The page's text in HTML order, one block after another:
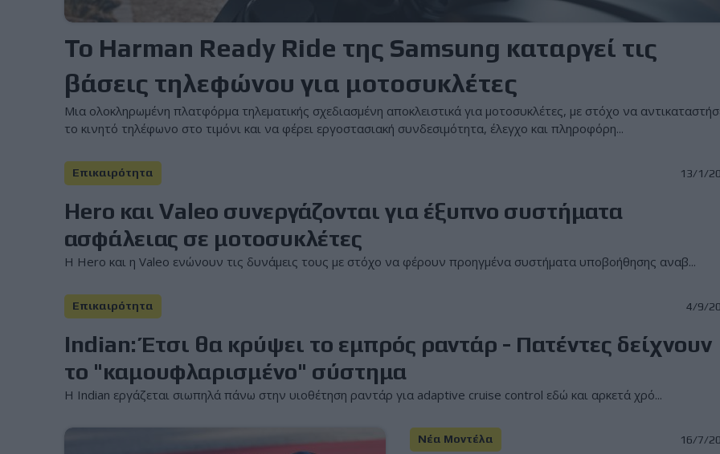
Το Harman Ready Ride της Samsung καταργεί τις
βάσεις τηλεφώνου για μοτοσυκλέτες
Μια ολοκληρωμένη πλατφόρμα τηλεματικής σχεδιασμένη αποκλειστικά για μοτοσυκλέτες, με στόχο να
το κινητό τηλέφωνο στο τιμόνι και να φέρει εργοστασιακή συνδεσιμότητα, έλεγχο και πληροφόρη...
Επικαιρότητα 13/1/
Hero και Valeo συνεργάζονται για έξυπνο συστήματα
ασφάλειας σε μοτοσυκλέτες
Η Hero και η Valeo ενώνουν τις δυνάμεις τους με στόχο να φέρουν προηγμένα συστήματα υποβοήθησης αναβ...
Επικαιρότητα 4/9/
Indian: Έτσι θα κρύψει το εμπρός ραντάρ - Πατέντες δείχνουν
το "καμουφλαρισμένο" σύστημα
Η Indian εργάζεται σιωπηλά πάνω στην υιοθέτηση ραντάρ για adaptive cruise control εδώ και αρκετά χρό...
Νέα Μοντέλα 16/7/